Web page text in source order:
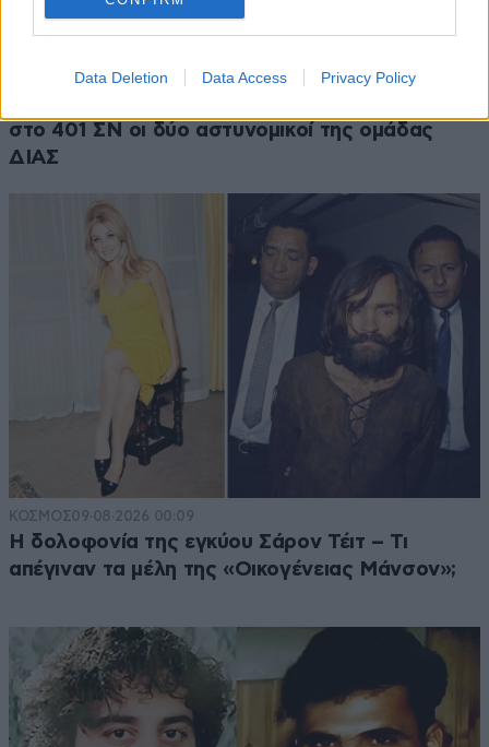
Data Deletion Data Access Privacy Policy
Πώς έγινε το τροχαίο στη Λεωφόρο Σουνίου –
στο 401 ΣΝ οι δύο αστυνομικοί της ομάδας
ΔΙΑΣ
ΚΟΣΜΟΣ09·08·2026 00:09
Η δολοφονία της εγκύου Σάρον Τέιτ – Τι
απέγιναν τα μέλη της «Οικογένειας Μάνσον»;